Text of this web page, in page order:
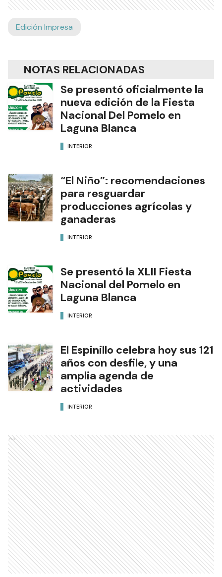
Edición Impresa
NOTAS RELACIONADAS
Se presentó oficialmente la
nueva edición de la Fiesta
Nacional Del Pomelo en
Laguna Blanca
INTERIOR
“El Niño”: recomendaciones
para resguardar
producciones agrícolas y
ganaderas
INTERIOR
Se presentó la XLII Fiesta
Nacional del Pomelo en
Laguna Blanca
INTERIOR
El Espinillo celebra hoy sus 121
años con desfile, y una
amplia agenda de
actividades
INTERIOR
Ads